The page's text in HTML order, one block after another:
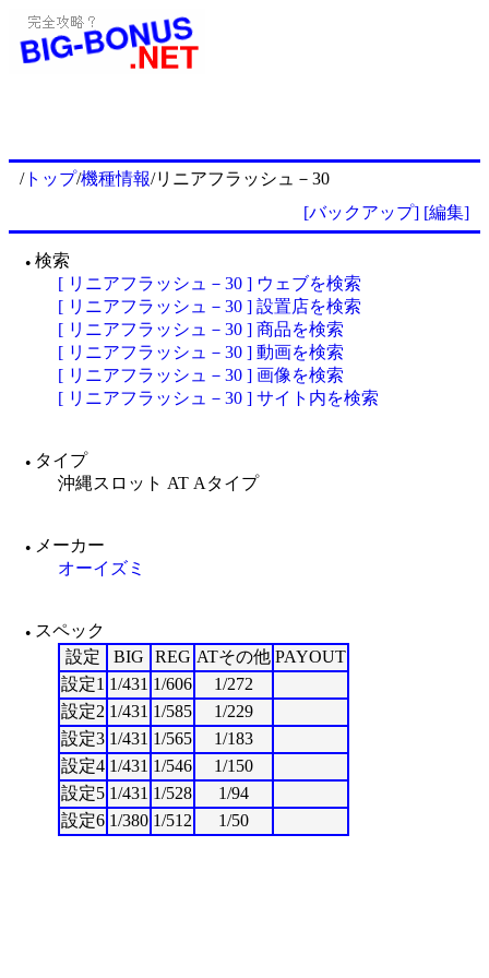
/トップ/機種情報/リニアフラッシュ－30
[バックアップ] [編集]
● 検索
[ リニアフラッシュ－30 ] ウェブを検索
[ リニアフラッシュ－30 ] 設置店を検索
[ リニアフラッシュ－30 ] 商品を検索
[ リニアフラッシュ－30 ] 動画を検索
[ リニアフラッシュ－30 ] 画像を検索
[ リニアフラッシュ－30 ] サイト内を検索
● タイプ
沖縄スロット AT Aタイプ
●
メーカー
オーイズミ
● スペック
設定
BIG REG ATその他 PAYOUT
設定1 1/431 1/606
1/272
設定2 1/431 1/585
1/229
設定3 1/431 1/565
1/183
設定4 1/431 1/546
1/150
設定5 1/431 1/528
1/94
設定6 1/380 1/512 1/50